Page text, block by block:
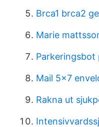
Brca1 brca2
Marie
Parkeringsbot
Mail 5x7
Rakna ut